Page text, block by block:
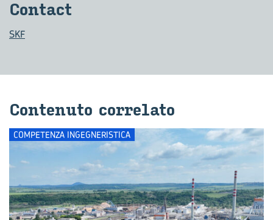
Con­tact
SKF
Con­te­nu­to cor­re­la­to
COMPETENZA INGEGNERISTICA